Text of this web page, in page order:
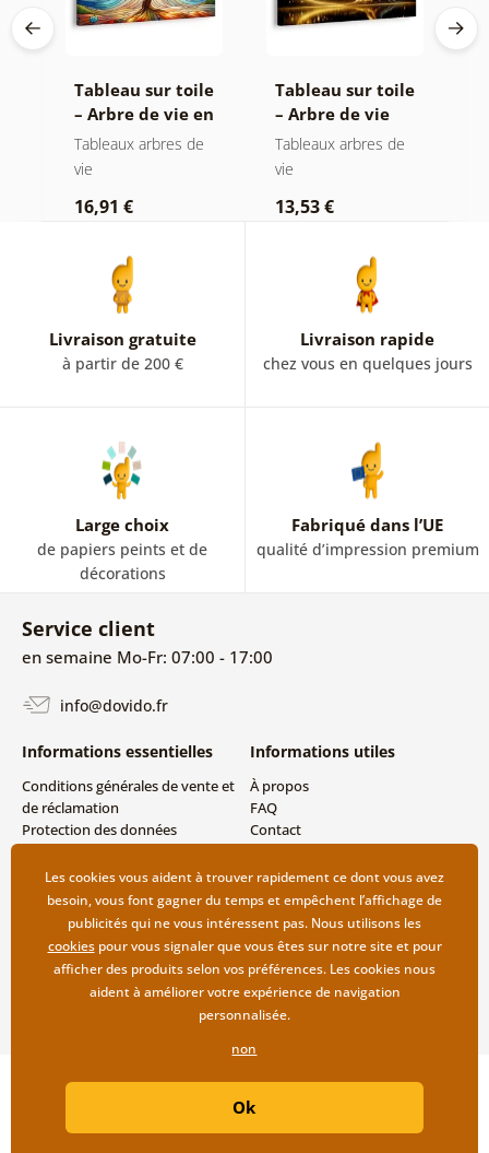
Tableau sur toile
– Arbre de vie en
vitrail coloré
Tableaux arbres de
vie
16,91 €
Tableau sur toile
– Arbre de vie
magie dorée
Tableaux arbres de
vie
13,53 €
Livraison gratuite
à partir de 200 €
Livraison rapide
chez vous en quelques jours
Large choix
de papiers peints et de
décorations
Fabriqué dans l’UE
qualité d’impression premium
Service client
en semaine Mo-Fr: 07:00 - 17:00
info@dovido.fr
Informations essentielles
Conditions générales de vente et
de réclamation
Protection des données
Modes de livraison et de
paiement
Retour des produits
Informations utiles
À propos
FAQ
Contact
Copyright ©2019 © Dovido.fr.
| Boutique en ligne créée par
Les cookies vous aident à trouver rapidement ce dont vous avez
besoin, vous font gagner du temps et empêchent l’affichage de
publicités qui ne vous intéressent pas. Nous utilisons les
cookiespour vous signaler que vous êtes sur notre site et pour
afficher des produits selon vos préférences. Les cookies nous
aident à améliorer votre expérience de navigation
personnalisée.
non
Ok